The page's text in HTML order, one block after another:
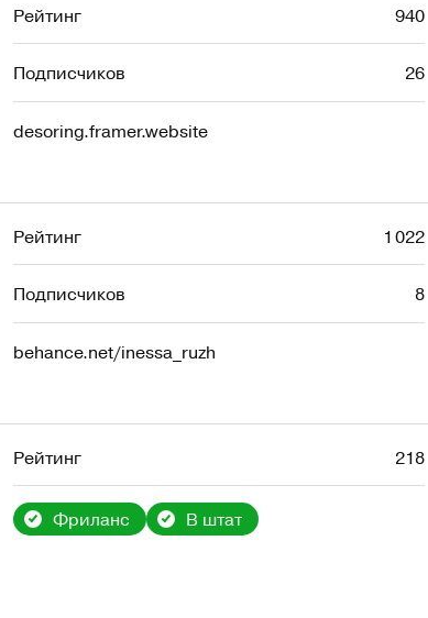
Рейтинг 940
Подписчиков 26
desoring.framer.website
Рейтинг 1 022
Подписчиков 8
behance.net/inessa_ruzh
Рейтинг 218
Фриланс В штат